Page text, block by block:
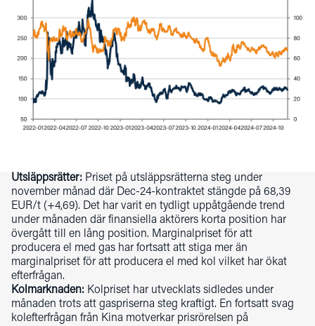
Utsläppsrätter: Priset på utsläppsrätterna steg under
november månad där Dec-24-kontraktet stängde på 68,39
EUR/t (+4,69). Det har varit en tydligt uppåtgående trend
under månaden där finansiella aktörers korta position har
övergått till en lång position. Marginalpriset för att
producera el med gas har fortsatt att stiga mer än
marginalpriset för att producera el med kol vilket har ökat
efterfrågan.
Kolmarknaden: Kolpriset har utvecklats sidledes under
månaden trots att gaspriserna steg kraftigt. En fortsatt svag
kolefterfrågan från Kina motverkar prisrörelsen på